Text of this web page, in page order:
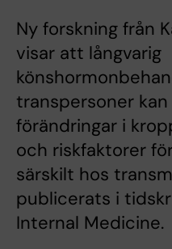
Ny forskning från
visar att långvarig
transpersoner
förändringar i
och riskfaktorer
särskilt hos
publicerats i
Internal Medicine.